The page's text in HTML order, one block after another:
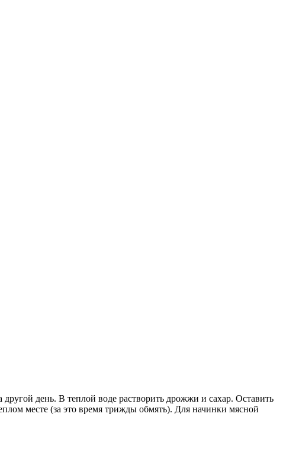
день. В теплой воде растворить дрожжи и сахар. Оставить
месте (за это время трижды обмять). Для начинки мясной